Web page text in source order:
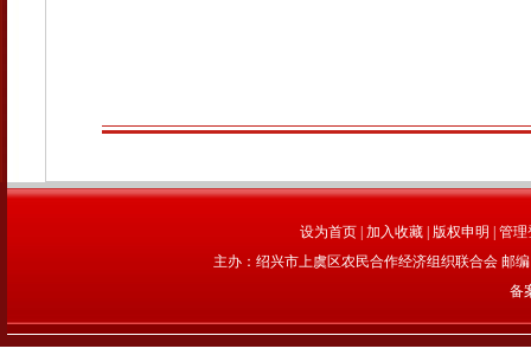
设为首页 加入收藏 版权申明
管理
主办：绍兴市上虞区农民合作经济组织联合会 邮
备